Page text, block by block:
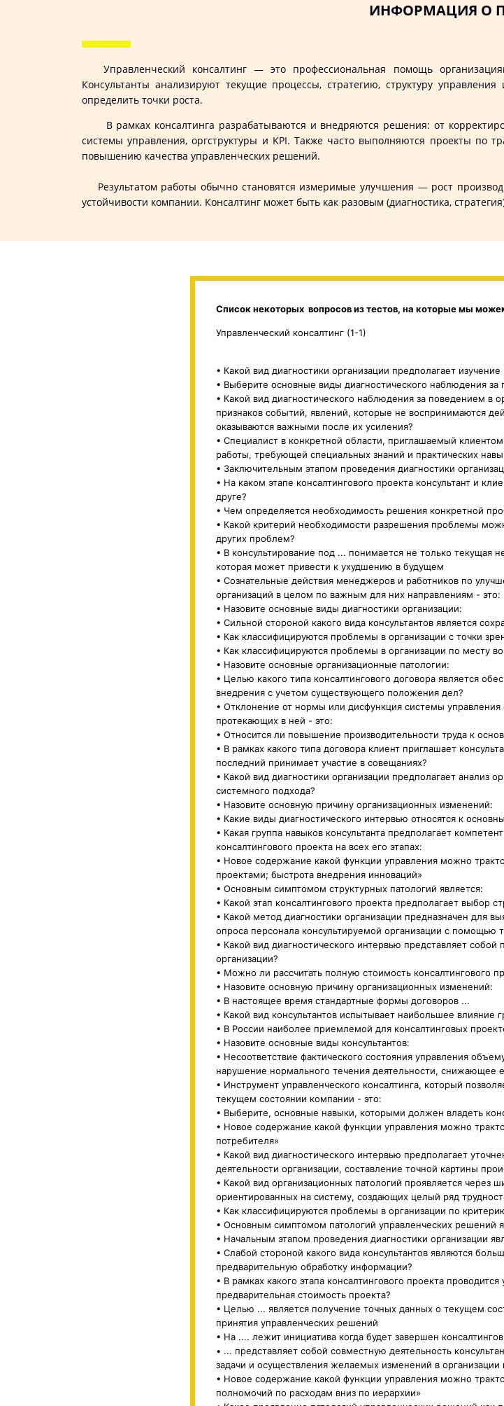
ИНФОРМАЦИЯ О
Управленческий консалтинг — это профессиональная помощь
Консультанты анализируют текущие процессы, стратегию, структуру
определить точки роста.
В рамках консалтинга разрабатываются и внедряются решения: от
системы управления, оргструктуры и KPI. Также часто выполняются проекты
повышению качества управленческих решений.
Результатом работы обычно становятся измеримые улучшения — рост
устойчивости компании. Консалтинг может быть как разовым (диагностика,
Список некоторых вопросов из тестов, на которые мы
Управленческий консалтинг (1-1)
• Какой вид диагностики организации предполагает
• Выберите основные виды диагностического наблюдения за
• Какой вид диагностического наблюдения за поведением в
признаков событий, явлений, которые не воспринимаются
оказываются важными после их усиления?
• Специалист в конкретной области, приглашаемый
работы, требующей специальных знаний и практических
• Заключительным этапом проведения диагностики
• На каком этапе консалтингового проекта консультант и
друге?
• Чем определяется необходимость решения конкретной
• Какой критерий необходимости разрешения проблемы
других проблем?
• В консультирование под ... понимается не только текущая
которая может привести к ухудшению в будущем
• Сознательные действия менеджеров и работников по
организаций в целом по важным для них направлениям - это:
• Назовите основные виды диагностики организации:
• Сильной стороной какого вида консультантов является
• Как классифицируются проблемы в организации с точки
• Как классифицируются проблемы в организации по месту
• Назовите основные организационные патологии:
• Целью какого типа консалтингового договора является
внедрения с учетом существующего положения дел?
• Отклонение от нормы или дисфункция системы управления
протекающих в ней - это:
• Относится ли повышение производительности труда к
• В рамках какого типа договора клиент приглашает
последний принимает участие в совещаниях?
• Какой вид диагностики организации предполагает анализ
системного подхода?
• Назовите основную причину организационных изменений:
• Какие виды диагностического интервью относятся к
• Какая группа навыков консультанта предполагает
консалтингового проекта на всех его этапах:
• Новое содержание какой функции управления можно
проектами; быстрота внедрения инноваций»
• Основным симптомом структурных патологий является:
• Какой этап консалтингового проекта предполагает выбор
• Какой метод диагностики организации предназначен для
опроса персонала консультируемой организации с помощью
• Какой вид диагностического интервью представляет
организации?
• Можно ли рассчитать полную стоимость консалтингового
• Назовите основную причину организационных изменений:
• В настоящее время стандартные формы договоров ...
• Какой вид консультантов испытывает наибольшее влияние
• В России наиболее приемлемой для консалтинговых
• Назовите основные виды консультантов:
• Несоответствие фактического состояния управления
нарушение нормального течения деятельности, снижающее
• Инструмент управленческого консалтинга, который
текущем состоянии компании - это:
• Выберите, основные навыки, которыми должен владеть
• Новое содержание какой функции управления можно
потребителя»
• Какой вид диагностического интервью предполагает
деятельности организации, составление точной картины
• Какой вид организационных патологий проявляется через
ориентированных на систему, создающих целый ряд
• Как классифицируются проблемы в организации по
• Основным симптомом патологий управленческих решений
• Начальным этапом проведения диагностики организации
• Слабой стороной какого вида консультантов являются
предварительную обработку информации?
• В рамках какого этапа консалтингового проекта
предварительная стоимость проекта?
• Целью ... является получение точных данных о текущем
принятия управленческих решений
• На .... лежит инициатива когда будет завершен
• ... представляет собой совместную деятельность
задачи и осуществления желаемых изменений в организации
• Новое содержание какой функции управления можно
полномочий по расходам вниз по иерархии»